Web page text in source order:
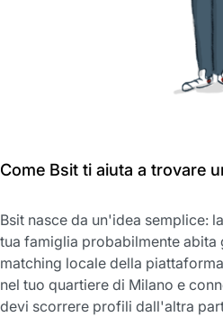
Come Bsit ti aiuta a trovare
Bsit nasce da un'idea semplice:
tua famiglia probabilmente abita
matching locale della
nel tuo quartiere di Milano e
devi scorrere profili dall'altra